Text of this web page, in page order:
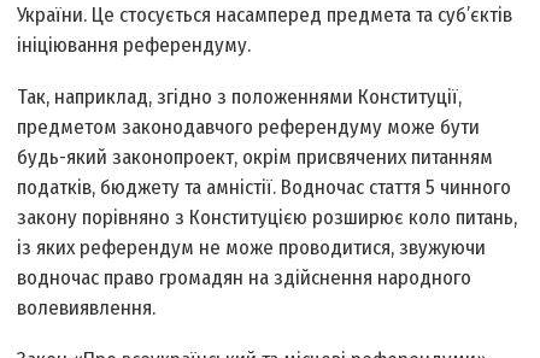
України. Це стосується насамперед предмета та суб’єктів
ініціювання референдуму.
Так, наприклад, згідно з положеннями Конституції,
предметом законодавчого референдуму може бути
будь-який законопроект, окрім присвячених питанням
податків, бюджету та амністії. Водночас стаття 5 чинного
закону порівняно з Конституцією розширює коло питань,
із яких референдум не може проводитися, звужуючи
водночас право громадян на здійснення народного
волевиявлення.